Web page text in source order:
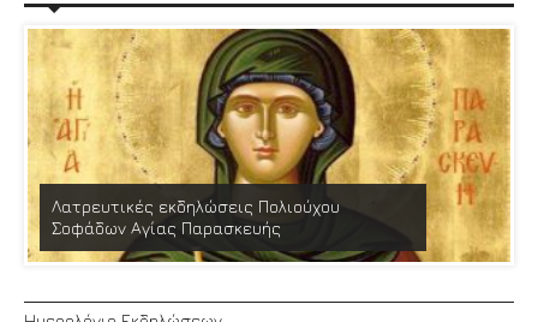
Λατρευτικές εκδηλώσεις Πολιούχου
Σοφάδων Αγίας Παρασκευής